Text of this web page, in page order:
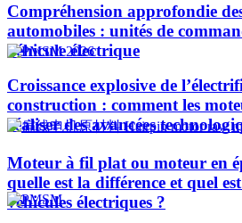
Compréhension approfondie
automobiles : unités de
véhicule électrique
Croissance explosive de
construction : comment les
réaliser des avancées
Moteur à fil plat ou moteur en
quelle est la différence et quel
véhicules électriques ?